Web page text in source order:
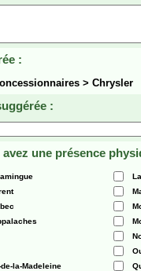
:
> Chrysler
:
une présence
la-Madeleine